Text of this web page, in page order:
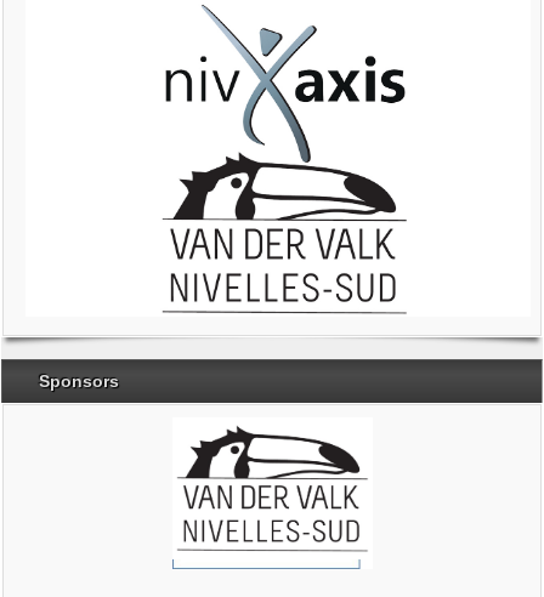
Sponsors
Brabant Wallon